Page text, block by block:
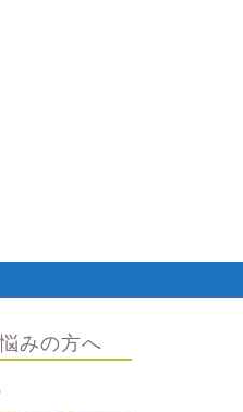
みの方へ